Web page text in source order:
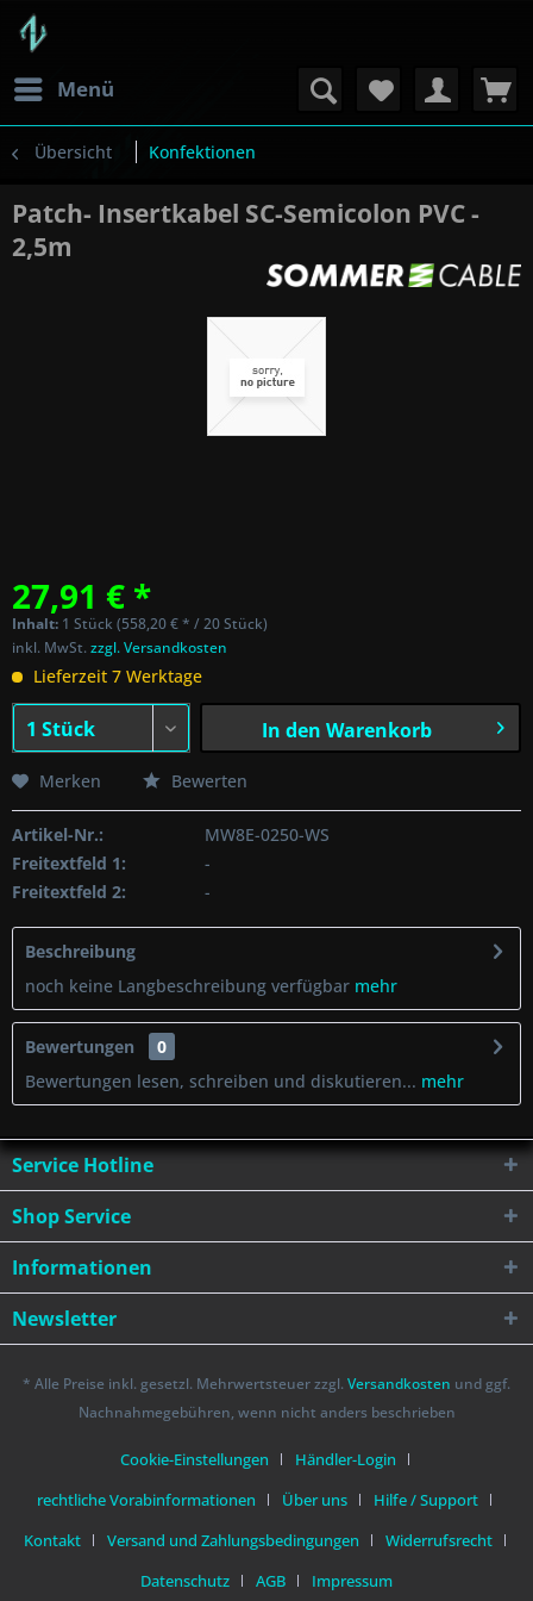
Menü
Übersicht Konfektionen
Patch- Insertkabel SC-Semicolon PVC -
2,5m
27,91 € *
Inhalt: 1 Stück (558,20 € * / 20 Stück)
inkl. MwSt.zzgl. Versandkosten
Lieferzeit 7 Werktage
In den Warenkorb
Merken Bewerten
Artikel-Nr.:
MW8E-0250-WS
Freitextfeld 1:
-
Freitextfeld 2:
-
Beschreibung
noch keine Langbeschreibung verfügbar mehr
Bewertungen
0
Bewertungen lesen, schreiben und diskutieren... mehr
Service Hotline
Shop Service
Informationen
Newsletter
* Alle Preise inkl. gesetzl. Mehrwertsteuer zzgl. Versandkosten und ggf.
Nachnahmegebühren, wenn nicht anders beschrieben
Cookie-Einstellungen
Händler-Login
rechtliche Vorabinformationen
Über uns
Hilfe / Support
Kontakt
Versand und Zahlungsbedingungen
Widerrufsrecht
Datenschutz
AGB Impressum